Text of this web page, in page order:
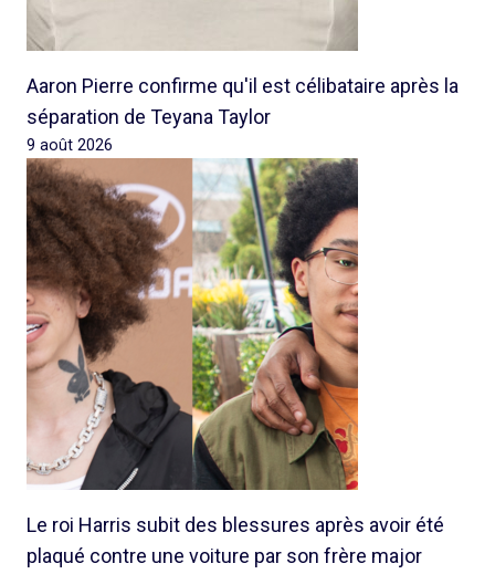
Aaron Pierre confirme qu'il est célibataire après la
séparation de Teyana Taylor
9 août 2026
Le roi Harris subit des blessures après avoir été
plaqué contre une voiture par son frère major